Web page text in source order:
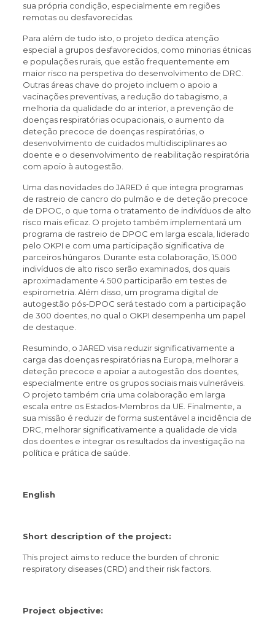
sua própria condição, especialmente em regiões
remotas ou desfavorecidas.
Para além de tudo isto, o projeto dedica atenção
especial a grupos desfavorecidos, como minorias étnicas
e populações rurais, que estão frequentemente em
maior risco na perspetiva do desenvolvimento de DRC.
Outras áreas chave do projeto incluem o apoio a
vacinações preventivas, a redução do tabagismo, a
melhoria da qualidade do ar interior, a prevenção de
doenças respiratórias ocupacionais, o aumento da
deteção precoce de doenças respiratórias, o
desenvolvimento de cuidados multidisciplinares ao
doente e o desenvolvimento de reabilitação respiratória
com apoio à autogestão.
Uma das novidades do JARED é que integra programas
de rastreio de cancro do pulmão e de deteção precoce
de DPOC, o que torna o tratamento de indivíduos de alto
risco mais eficaz. O projeto também implementará um
programa de rastreio de DPOC em larga escala, liderado
pelo OKPI e com uma participação significativa de
parceiros húngaros. Durante esta colaboração, 15.000
indivíduos de alto risco serão examinados, dos quais
aproximadamente 4.500 participarão em testes de
espirometria. Além disso, um programa digital de
autogestão pós-DPOC será testado com a participação
de 300 doentes, no qual o OKPI desempenha um papel
de destaque.
Resumindo, o JARED visa reduzir significativamente a
carga das doenças respiratórias na Europa, melhorar a
deteção precoce e apoiar a autogestão dos doentes,
especialmente entre os grupos sociais mais vulneráveis.
O projeto também cria uma colaboração em larga
escala entre os Estados-Membros da UE. Finalmente, a
sua missão é reduzir de forma sustentável a incidência de
DRC, melhorar significativamente a qualidade de vida
dos doentes e integrar os resultados da investigação na
política e prática de saúde.
English
Short description of the project:
This project aims to reduce the burden of chronic
respiratory diseases (CRD) and their risk factors.
Project objective: